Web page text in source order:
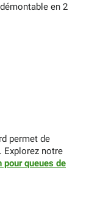
en 2
permet de
Explorez notre
pour queues de